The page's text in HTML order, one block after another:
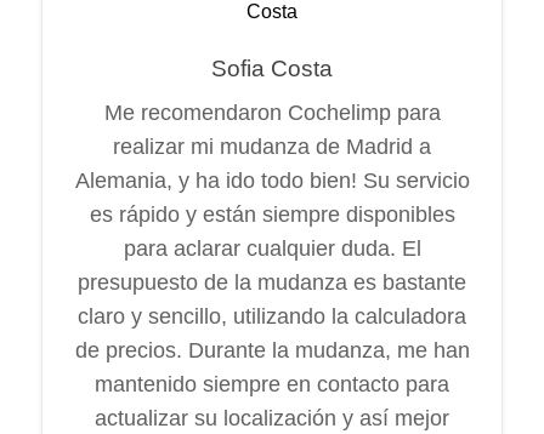
Sofia Costa
Me recomendaron Cochelimp para
realizar mi mudanza de Madrid a
Alemania, y ha ido todo bien! Su servicio
es rápido y están siempre disponibles
para aclarar cualquier duda. El
presupuesto de la mudanza es bastante
claro y sencillo, utilizando la calculadora
de precios. Durante la mudanza, me han
mantenido siempre en contacto para
actualizar su localización y así mejor